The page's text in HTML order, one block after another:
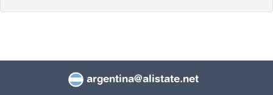
argentina@alistate.net